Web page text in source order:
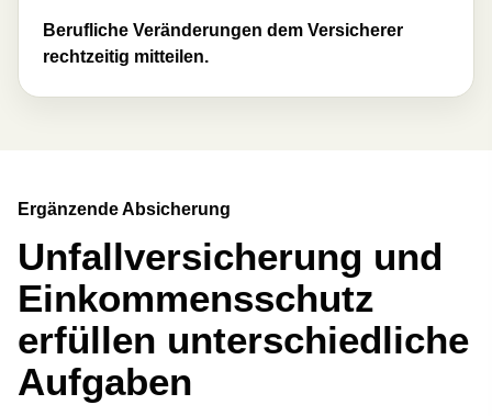
Berufliche Veränderungen dem Versicherer
rechtzeitig mitteilen.
Ergänzende Absicherung
Unfall­ver­si­che­rung und
Einkommensschutz
erfüllen unterschiedliche
Aufgaben